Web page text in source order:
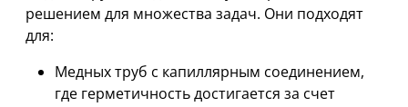
решением для множества задач. Они подходят
для:
Медных труб с капиллярным соединением,
где герметичность достигается за счет